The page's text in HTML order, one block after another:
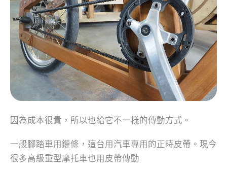
因為成本很貴，所以也給它不一樣的傳動方式。
一般腳踏車用鏈條，這台用汽車專用的正時皮帶。現今
很多高級重型摩托車也用皮帶傳動